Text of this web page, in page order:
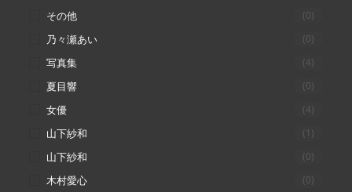
その他 (0)
乃々瀬あい (0)
写真集 (4)
夏目響 (0)
女優 (4)
山下紗和 (1)
山下紗和 (0)
木村愛心 (0)